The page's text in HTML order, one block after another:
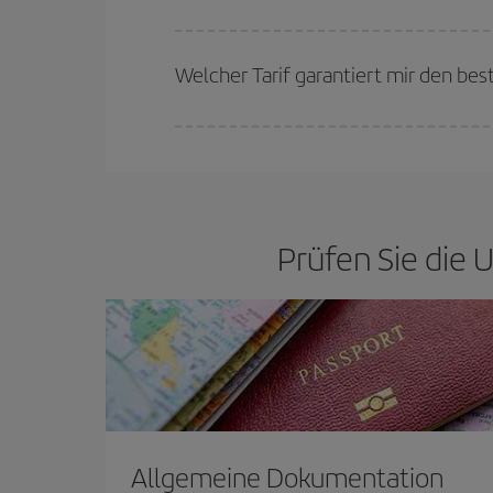
günstigsten (Economy-)Tarife verfügbar oder
Welcher Tarif garantiert mir den
Prüfen Sie die
Allgemeine Dokumentation